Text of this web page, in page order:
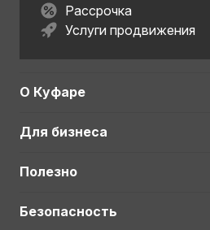
Рассрочка
Услуги продвижения
О Куфаре
Для бизнеса
Полезно
Безопасность